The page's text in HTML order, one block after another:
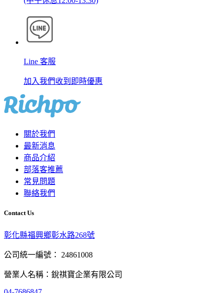
Line 客服
加入我們收到即時優惠
關於我們
最新消息
商品介紹
部落客推薦
常見問題
聯絡我們
Contact Us
彰化縣福興鄉彰水路268號
公司統一編號： 24861008
營業人名稱：銳祺寶企業有限公司